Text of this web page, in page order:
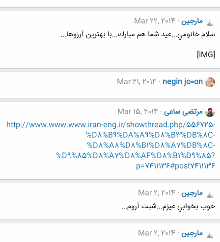
مارجين Mar 22, 2014
سلام خانومي...عيد شما هم مبارك...با بهترين آرزوها...
[IMG]
negin jo0on
Mar 21, 2014
مرتضی ساعی Mar 15, 2014
http://www.www.www.iran-eng.ir/showthread.php/556725-
%D8%B9%DA%A9%D8%B3%DB%8C-
%D8%A8%D8%B1%D8%A7%DB%8C-
%D9%85%D8%A7%D8%AF%D8%B1%D9%85?
p=7411136#post7411136
مارجين Mar 2, 2014
خوب بخوابي عيزم...شبت آروم...
مارجين Mar 2, 2014